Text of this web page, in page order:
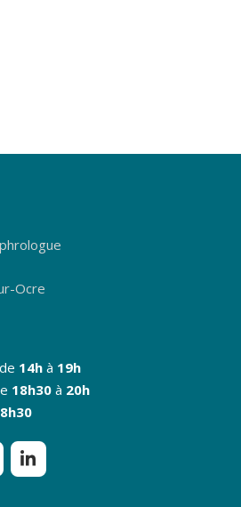
Ocre
14h à 19h
18h30 à 20h